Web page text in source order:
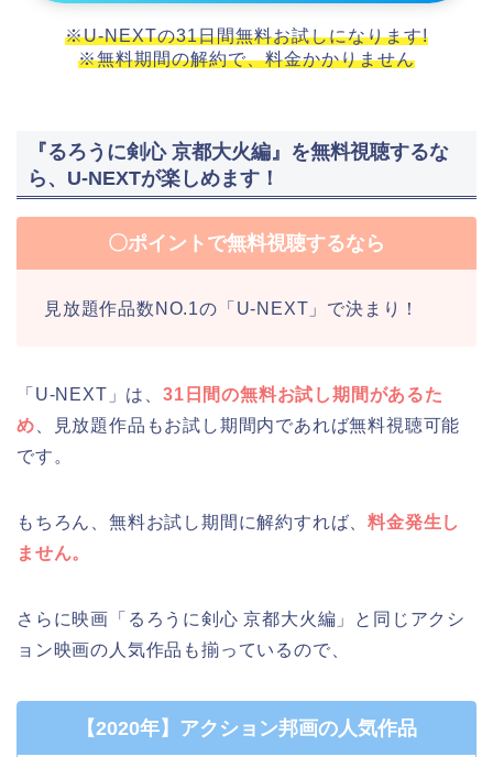
※U-NEXTの31日間無料お試しになります!
※無料期間の解約で、料金かかりません
『るろうに剣心 京都大火編』を無料視聴するな
ら、U-NEXTが楽しめます！
〇ポイントで無料視聴するなら
見放題作品数NO.1の「U-NEXT」で決まり！
「U-NEXT」は、 31日間の無料お試し期間があるた
め 、見放題作品もお試し期間内であれば無料視聴可能
です。
もちろん、無料お試し期間に解約すれば、料金発生し
ません。
さらに映画「るろうに剣心 京都大火編」と同じアクシ
ョン映画の人気作品も揃っているので、
【2020年】アクション邦画の人気作品